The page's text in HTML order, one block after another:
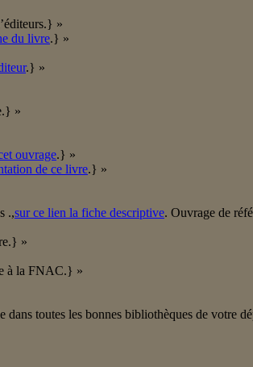
»
du livre.} »
.} »
»
ouvrage.} »
de ce livre.} »
.,sur ce lien la fiche descriptive. Ouvrage de
»
à la FNAC.} »
dans toutes les bonnes bibliothèques de votre